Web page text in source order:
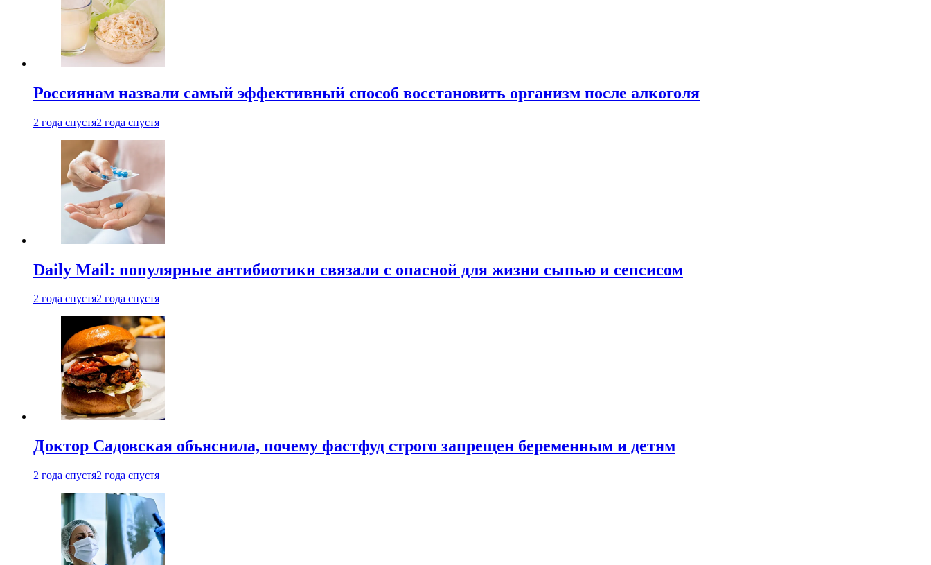
Россиянам назвали самый эффективный способ восстановить организм после алкоголя
2 года спустя2 года спустя
Daily Mail: популярные антибиотики связали с опасной для жизни сыпью и сепсисом
2 года спустя2 года спустя
Доктор Садовская объяснила, почему фастфуд строго запрещен беременным и детям
2 года спустя2 года спустя